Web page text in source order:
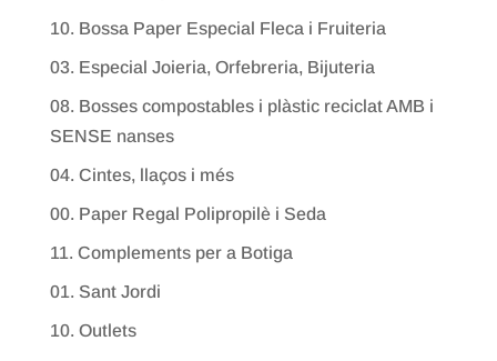
10. Bossa Paper Especial Fleca i Fruiteria
03. Especial Joieria, Orfebreria, Bijuteria
08. Bosses compostables i plàstic reciclat AMB i
SENSE nanses
04. Cintes, llaços i més
00. Paper Regal Polipropilè i Seda
11. Complements per a Botiga
01. Sant Jordi
10. Outlets